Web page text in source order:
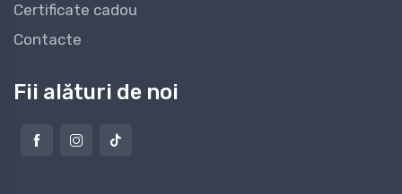
Certificate cadou
Contacte
Fii alături de noi